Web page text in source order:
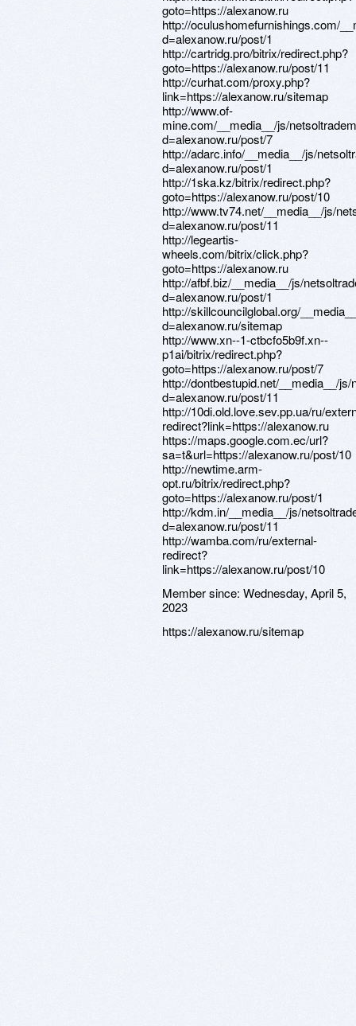
Member since: Wednesday, April 5,
2023
https://alexanow.ru/sitemap